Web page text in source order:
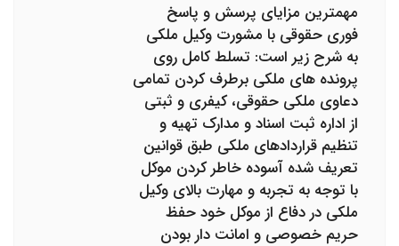
مهمترین مزایای پرسش و پاسخ
فوری حقوقی با مشورت وکیل ملکی
به شرح زیر است: تسلط کامل روی
پرونده های ملکی برطرف کردن تمامی
دعاوی ملکی حقوقی، کیفری و ثبتی
از اداره ثبت اسناد و مدارک تهیه و
تنظیم قراردادهای ملکی طبق قوانین
تعریف شده آسوده خاطر کردن موکل
با توجه به تجربه و مهارت بالای وکیل
ملکی در دفاع از موکل خود حفظ
حریم خصوصی و امانت دار بودن